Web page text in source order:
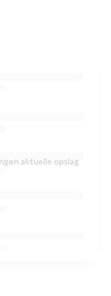
aktuelle opslag